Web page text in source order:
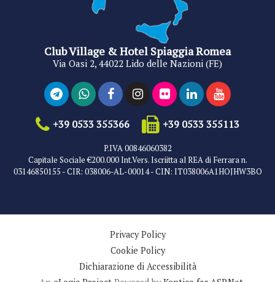
Club Village & Hotel Spiaggia Romea
Via Oasi 2, 44022 Lido delle Nazioni (FE)
+39 0533 355366 +39 0533 355113
P.IVA 00846060382
Capitale Sociale €200.000 Int.Vers. Iscriitta al REA di Ferrara n.
03146850155 - CIR: 038006-AL-00014 - CIN: IT038006A1HOJHW3BO
Privacy Policy
Cookie Policy
Dichiarazione di Accessibilità